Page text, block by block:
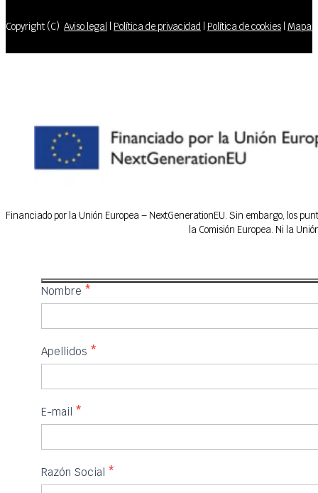
Copyright (C) Aviso legal Política de privacidad Política de cookies Mapa
Financiado por la Unión Europea – NextGenerationEU. Sin embargo, los
la Comisión Europea. Ni la
IFEDES
Nombre *
Apellidos *
E-mail *
Razón Social *